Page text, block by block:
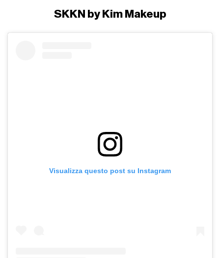
SKKN by Kim Makeup
Visualizza questo post su Instagram